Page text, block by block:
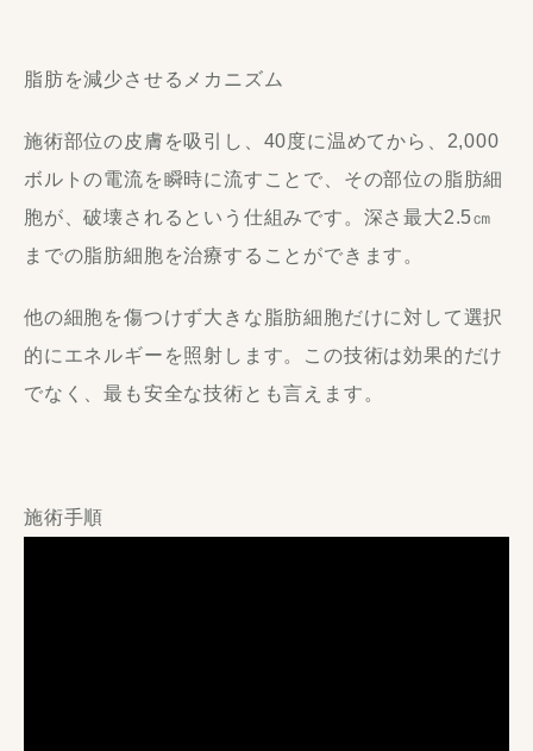
脂肪を減少させるメカニズム
施術部位の皮膚を吸引し、40度に温めてから、2,000
ボルトの電流を瞬時に流すことで、その部位の脂肪細
胞が、破壊されるという仕組みです。深さ最大2.5㎝
までの脂肪細胞を治療することができます。
他の細胞を傷つけず大きな脂肪細胞だけに対して選択
的にエネルギーを照射します。この技術は効果的だけ
でなく、最も安全な技術とも言えます。
施術手順